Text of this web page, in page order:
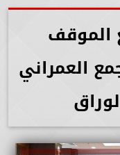
الموقف
العمراني